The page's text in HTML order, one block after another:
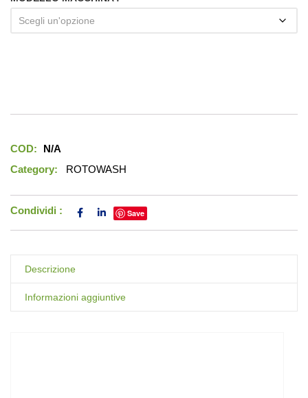
COD:
N/A
Category:
ROTOWASH
Condividi : Save
Descrizione
Informazioni aggiuntive